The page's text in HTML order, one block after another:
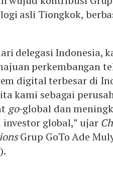
asli Tiongkok,
delegasi Indonesia,
perkembangan
digital terbesar di
kami sebagai
go-global dan
global,” ujar
Grup GoTo Ade